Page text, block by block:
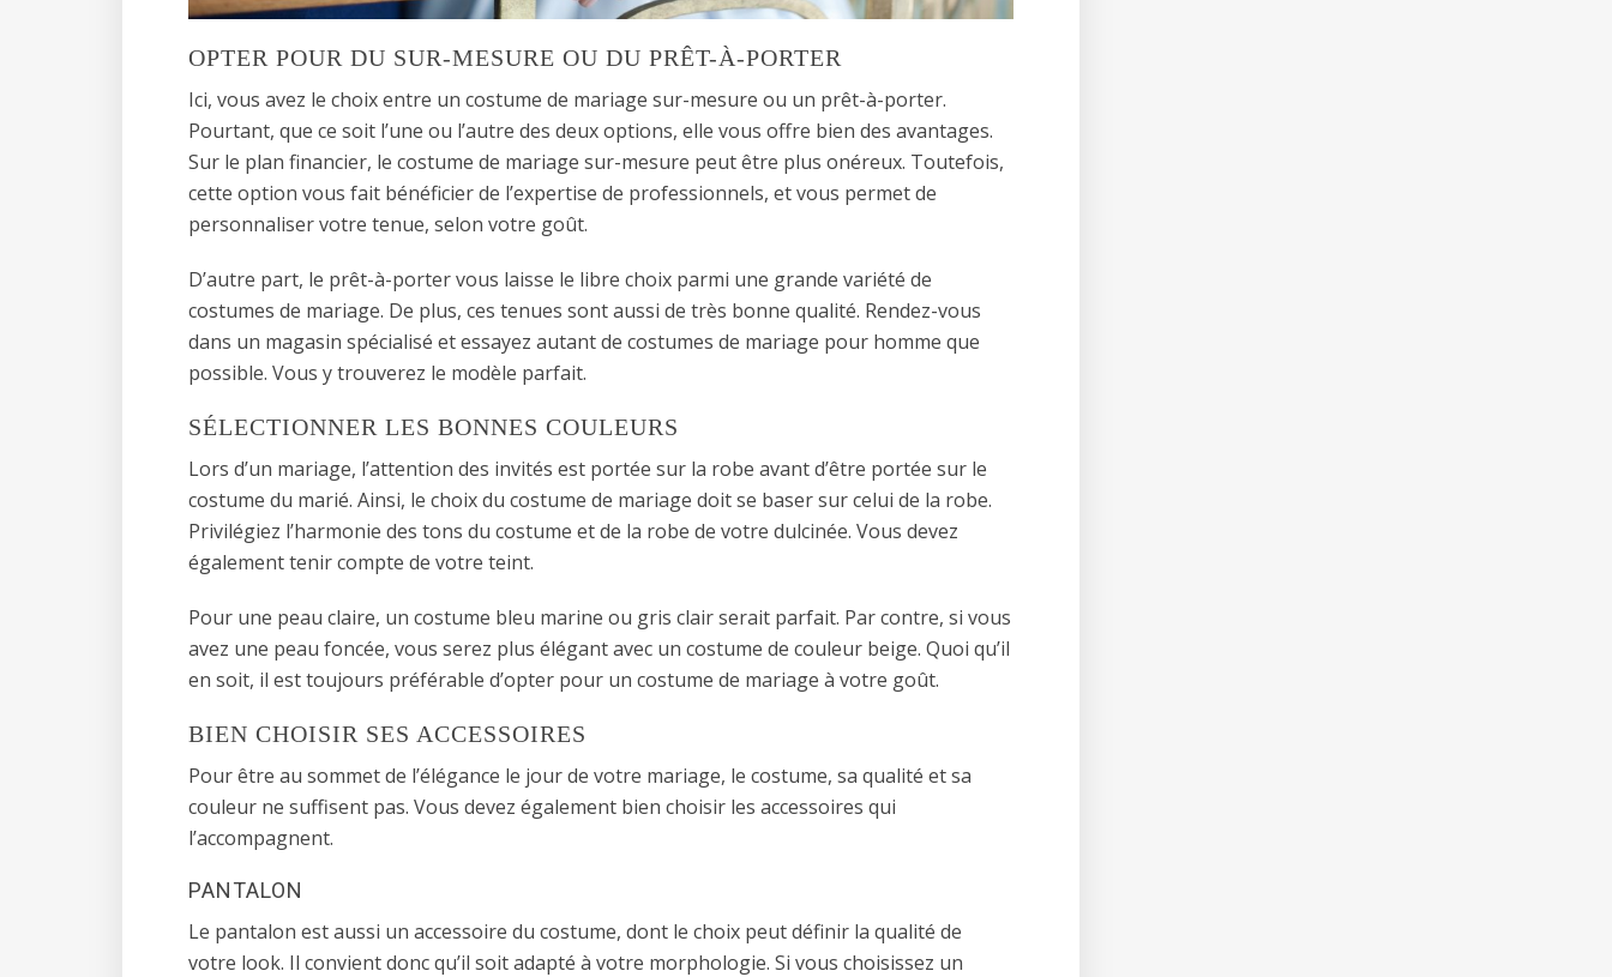
OPTER POUR DU SUR-MESURE OU DU PRÊT-À-PORTER
Ici, vous avez le choix entre un costume de mariage sur-mesure ou un prêt-à-porter.
Pourtant, que ce soit l’une ou l’autre des deux options, elle vous offre bien des avantages.
Sur le plan financier, le costume de mariage sur-mesure peut être plus onéreux. Toutefois,
cette option vous fait bénéficier de l’expertise de professionnels, et vous permet de
personnaliser votre tenue, selon votre goût.
D’autre part, le prêt-à-porter vous laisse le libre choix parmi une grande variété de
costumes de mariage. De plus, ces tenues sont aussi de très bonne qualité. Rendez-vous
dans un magasin spécialisé et essayez autant de costumes de mariage pour homme que
possible. Vous y trouverez le modèle parfait.
SÉLECTIONNER LES BONNES COULEURS
Lors d’un mariage, l’attention des invités est portée sur la robe avant d’être portée sur le
costume du marié. Ainsi, le choix du costume de mariage doit se baser sur celui de la robe.
Privilégiez l’harmonie des tons du costume et de la robe de votre dulcinée. Vous devez
également tenir compte de votre teint.
Pour une peau claire, un costume bleu marine ou gris clair serait parfait. Par contre, si vous
avez une peau foncée, vous serez plus élégant avec un costume de couleur beige. Quoi qu’il
en soit, il est toujours préférable d’opter pour un costume de mariage à votre goût.
BIEN CHOISIR SES ACCESSOIRES
Pour être au sommet de l’élégance le jour de votre mariage, le costume, sa qualité et sa
couleur ne suffisent pas. Vous devez également bien choisir les accessoires qui
l’accompagnent.
PANTALON
Le pantalon est aussi un accessoire du costume, dont le choix peut définir la qualité de
votre look. Il convient donc qu’il soit adapté à votre morphologie. Si vous choisissez un